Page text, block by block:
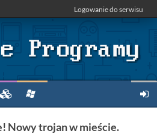
Logowanie do serwisu
Nowy trojan w mieście.